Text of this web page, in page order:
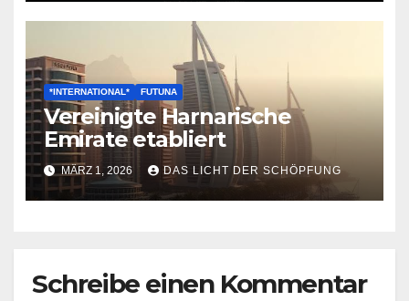
*INTERNATIONAL* FUTUNA
Vereinigte Harnarische
Emirate etabliert
MÄRZ 1, 2026 DAS LICHT DER SCHÖPFUNG
Schreibe einen Kommentar